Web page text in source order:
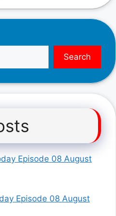
Search
Episode 08 August
Episode 08 August